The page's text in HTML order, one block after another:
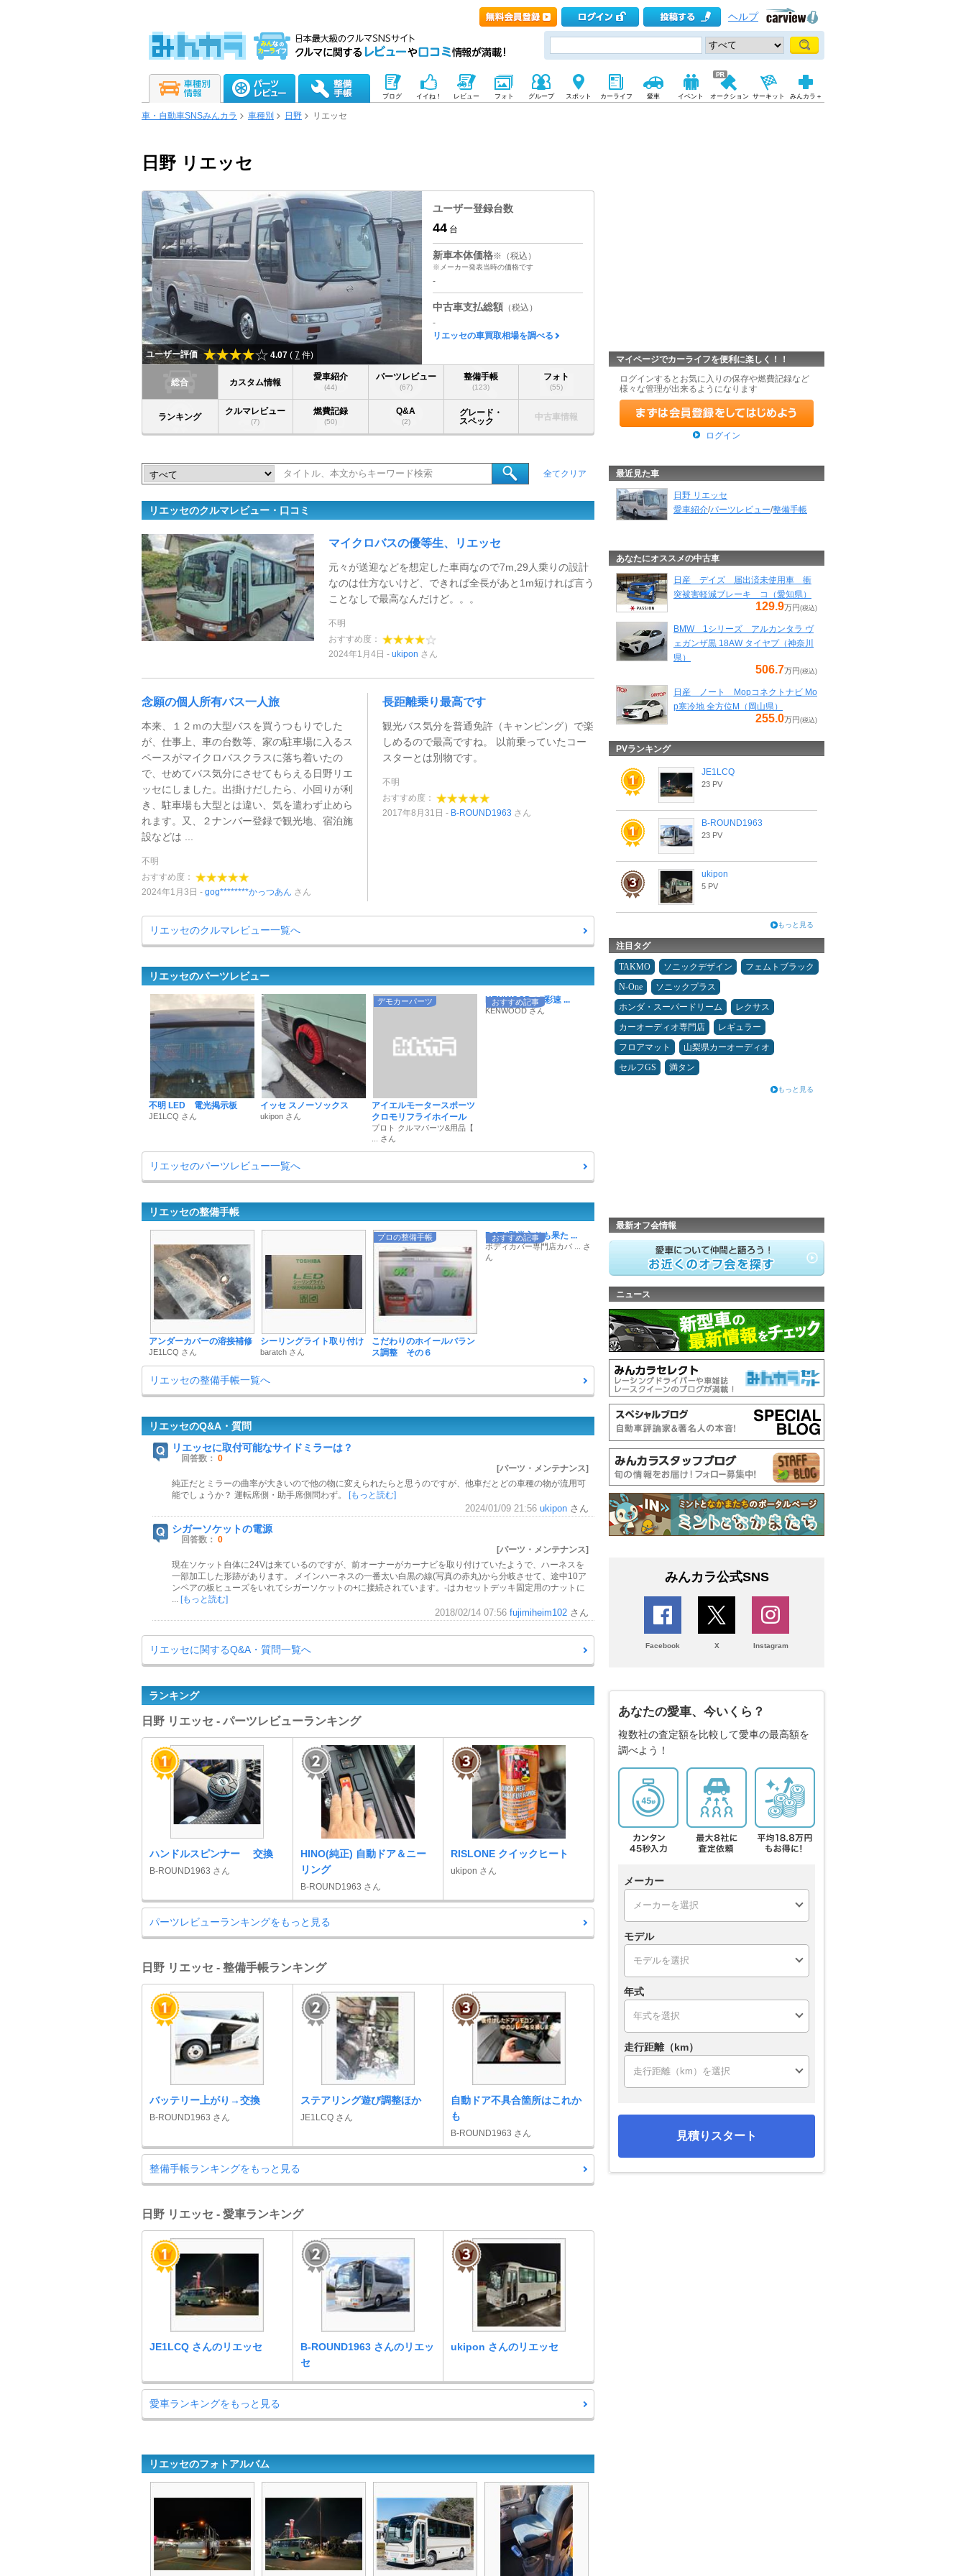
ヘルプ
ブログ イイね！ レビュー フォト グループ スポット カーライフ 愛車 イベント オークション サーキット みんカラ＋
車・自動車SNSみんカラ 車種別 日野 リエッセ
日野 リエッセ
ユーザー評価 4.07 ( 7 件)
ユーザー登録台数
44 台
新車本体価格※（税込）
※メーカー発表当時の価格です
-
中古車支払総額 （税込）
-
リエッセの車買取相場を調べる
総合 カスタム情報
愛車紹介
(44)
パーツレビュー
(67)
整備手帳
(123)
フォト
(55)
ランキング
クルマレビュー
(7)
燃費記録
(50)
Q&A
(2)
グレード・
スペック
中古車情報
全てクリア
リエッセのクルマレビュー・口コミ
マイクロバスの優等生、リエッセ
元々が送迎などを想定した車両なので7m,29人乗りの設計
なのは仕方ないけど、できれば全長があと1m短ければ言う
ことなしで最高なんだけど。。。
不明
おすすめ度：
2024年1月4日
ukipon さん
念願の個人所有バス一人旅
本来、１２ｍの大型バスを買うつもりでした
が、仕事上、車の台数等、家の駐車場に入るス
ペースがマイクロバスクラスに落ち着いたの
で、せめてバス気分にさせてもらえる日野リエ
ッセにしました。出掛けだしたら、小回りが利
き、駐車場も大型とは違い、気を遣わず止めら
れます。又、２ナンバー登録で観光地、宿泊施
設などは ...
不明
おすすめ度：
2024年1月3日
gog********かっつあん さん
長距離乗り最高です
観光バス気分を普通免許（キャンピング）で楽
しめるので最高ですね。 以前乗っていたコー
スターとは別物です。
不明
おすすめ度：
2017年8月31日
B-ROUND1963 さん
リエッセのクルマレビュー一覧へ
リエッセのパーツレビュー
不明 LED 電光掲示板
JE1LCQ さん
イッセ スノーソックス
ukipon さん
デモカーパーツ
アイエルモータースポーツ
クロモリフライホイール
プロト クルマパーツ&用品【
... さん
おすすめ記事
KENWOODの“彩速 ...
KENWOOD さん
リエッセのパーツレビュー一覧へ
リエッセの整備手帳
アンダーカバーの溶接補修
JE1LCQ さん
シーリングライト取り付け
baratch さん
プロの整備手帳
こだわりのホイールバラン
ス調整 その６
おすすめ記事
POTY殿堂入りも果た ...
ボディカバー専門店カバ ... さ
ん
リエッセの整備手帳一覧へ
リエッセのQ&A・質問
リエッセに取付可能なサイドミラーは？
回答数： 0
[パーツ・メンテナンス]
純正だとミラーの曲率が大きいので他の物に変えられたらと思うのですが、他車だとどの車種の物が流用可
能でしょうか？ 運転席側・助手席側問わず。
[もっと読む]
2024/01/09 21:56 ukipon さん
シガーソケットの電源
回答数： 0
[パーツ・メンテナンス]
現在ソケット自体に24Vは来ているのですが、前オーナーがカーナビを取り付けていたようで、ハーネスを
一部加工した形跡があります。 メインハーネスの一番太い白黒の線(写真の赤丸)から分岐させて、途中10ア
ンペアの板ヒューズをいれてシガーソケットの+に接続されています。-はカセットデッキ固定用のナットに
... [もっと読む]
2018/02/14 07:56 fujimiheim102 さん
リエッセに関するQ&A・質問一覧へ
ランキング
日野 リエッセ - パーツレビューランキング
ハンドルスピンナー 交換
B-ROUND1963 さん
HINO(純正) 自動ドア＆ニー
リング
B-ROUND1963 さん
RISLONE クイックヒート
ukipon さん
パーツレビューランキングをもっと見る
日野 リエッセ - 整備手帳ランキング
バッテリー上がり→交換
B-ROUND1963 さん
ステアリング遊び調整ほか
JE1LCQ さん
自動ドア不具合箇所はこれか
も
B-ROUND1963 さん
整備手帳ランキングをもっと見る
日野 リエッセ - 愛車ランキング
JE1LCQ さんのリエッセ
B-ROUND1963 さんのリエッ
セ
ukipon さんのリエッセ
愛車ランキングをもっと見る
リエッセのフォトアルバム
マイページでカーライフを便利に楽しく！！
ログインするとお気に入りの保存や燃費記録など
様々な管理が出来るようになります
ログイン
最近見た車
日野 リエッセ
愛車紹介/パーツレビュー/整備手帳
あなたにオススメの中古車
日産 デイズ 届出済未使用車 衝
突被害軽減ブレーキ コ（愛知県）
129.9万円 (税込)
BMW 1シリーズ アルカンタラ ヴ
ェガンザ黒 18AW タイヤプ（神奈川
県）
506.7万円 (税込)
日産 ノート Mopコネクトナビ Mo
p寒冷地 全方位M（岡山県）
255.0万円 (税込)
PVランキング
JE1LCQ
23 PV
B-ROUND1963
23 PV
ukipon
5 PV
もっと見る
注目タグ
TAKMO ソニックデザイン
フェムトブラック
N-One
ソニックプラス
ホンダ・スーパードリーム
レクサス
カーオーディオ専門店
レギュラー
フロアマット
山梨県カーオーディオ
セルフGS
満タン
もっと見る
最新オフ会情報
ニュース
みんカラ公式SNS
Facebook X Instagram
あなたの愛車、今いくら？
複数社の査定額を比較して愛車の最高額を
調べよう！
メーカー
モデル
年式
走行距離（km）
見積りスタート